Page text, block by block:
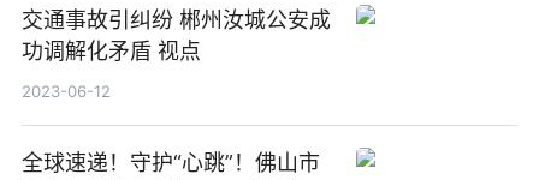
交通事故引纠纷 郴州汝城公安成
功调解化矛盾 视点
2023-06-12
全球速递！守护“心跳”！佛山市